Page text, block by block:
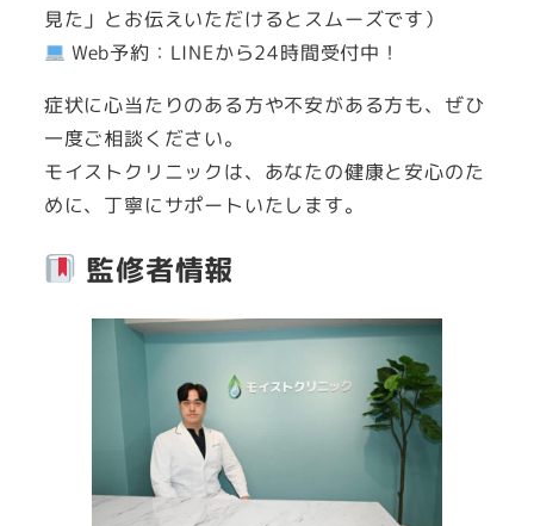
見た」とお伝えいただけるとスムーズです）
Web予約：LINEから24時間受付中！
症状に心当たりのある方や不安がある方も、ぜひ
一度ご相談ください。
モイストクリニックは、あなたの健康と安心のた
めに、丁寧にサポートいたします。
監修者情報